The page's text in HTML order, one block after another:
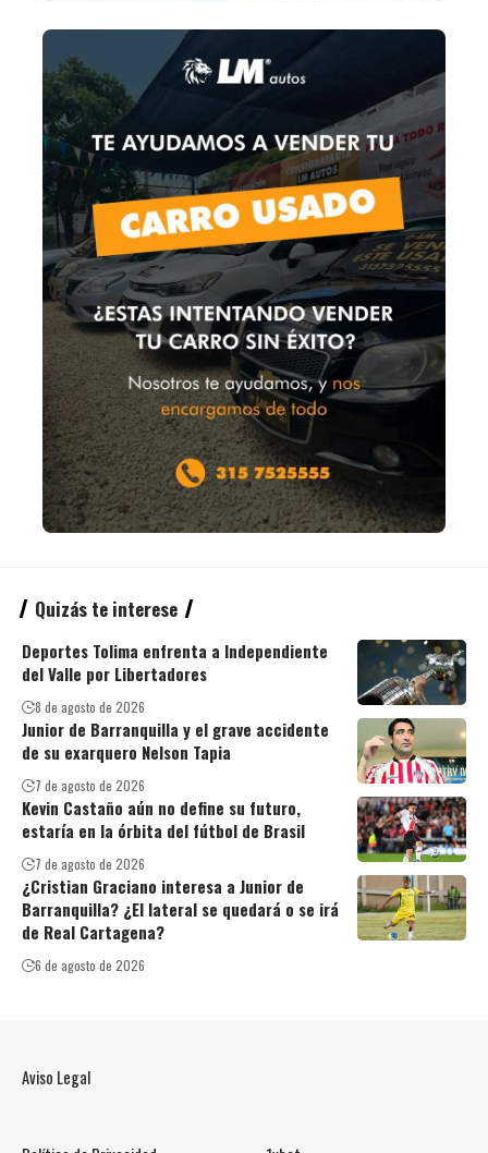
Quizás te interese
Deportes Tolima enfrenta a Independiente
del Valle por Libertadores
8 de agosto de 2026
Junior de Barranquilla y el grave accidente
de su exarquero Nelson Tapia
7 de agosto de 2026
Kevin Castaño aún no define su futuro,
estaría en la órbita del fútbol de Brasil
7 de agosto de 2026
¿Cristian Graciano interesa a Junior de
Barranquilla? ¿El lateral se quedará o se irá
de Real Cartagena?
6 de agosto de 2026
Aviso Legal